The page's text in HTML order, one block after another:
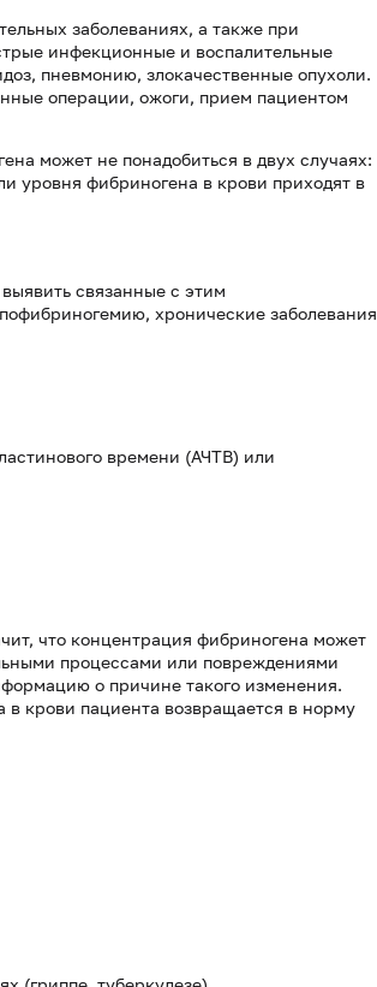
заболеваниях, а также при
инфекционные и воспалительные
пневмонию, злокачественные опухоли.
операции, ожоги, прием пациентом
может не понадобиться в двух случаях:
уровня фибриногена в крови приходят в
связанные с этим
хронические заболевания
времени (АЧТВ) или
что концентрация фибриногена может
процессами или повреждениями
о причине такого изменения.
крови пациента возвращается в норму